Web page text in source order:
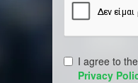
I agree to the
Privacy